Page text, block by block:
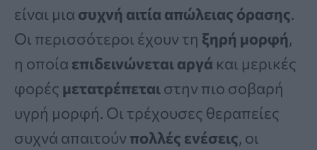
είναι μια συχνή αιτία απώλειας όρασης.
Οι περισσότεροι έχουν τη ξηρή μορφή,
η οποία επιδεινώνεται αργά και μερικές
φορές μετατρέπεταιστην πιο σοβαρή
υγρή μορφή. Οι τρέχουσες θεραπείες
συχνά απαιτούν πολλές ενέσεις, οι